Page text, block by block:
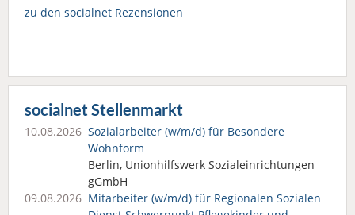
zu den socialnet Rezensionen
socialnet Stellenmarkt
10.08.2026 Sozialarbeiter (w/m/d) für Besondere
Wohnform
Berlin, Unionhilfswerk Sozialeinrichtungen
gGmbH
09.08.2026 Mitarbeiter (w/m/d) für Regionalen Sozialen